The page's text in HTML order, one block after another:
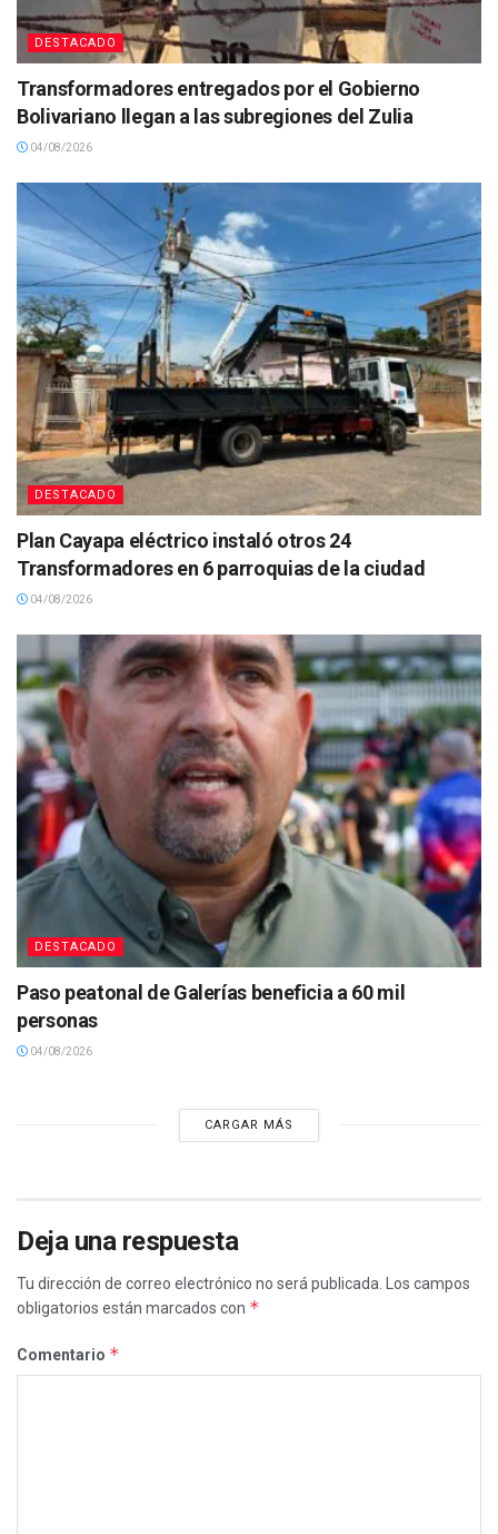
DESTACADO
Transformadores entregados por el Gobierno
Bolivariano llegan a las subregiones del Zulia
04/08/2026
DESTACADO
Plan Cayapa eléctrico instaló otros 24
Transformadores en 6 parroquias de la ciudad
04/08/2026
DESTACADO
Paso peatonal de Galerías beneficia a 60 mil
personas
04/08/2026
CARGAR MÁS
Deja una respuesta
Tu dirección de correo electrónico no será publicada.
Los campos
obligatorios están marcados con *
Comentario *